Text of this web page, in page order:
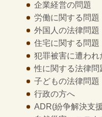
企業経営の問題
労働に関する問題
外国人の法律問題
住宅に関する問題
犯罪被害に遭われ
性に関する法律問
子どもの法律問題
行政の方へ
ADR(紛争解決支